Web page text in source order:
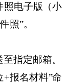
照电子版（小
照”。
指定邮箱。
+报名材料”命